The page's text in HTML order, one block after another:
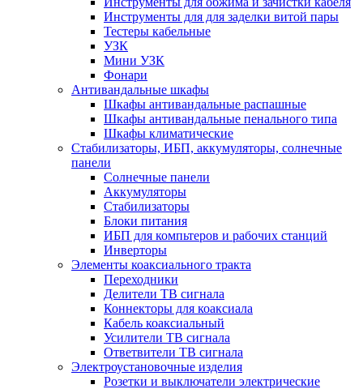
Инструменты для для заделки витой пары
Тестеры кабельные
УЗК
Мини УЗК
Фонари
Антивандальные шкафы
Шкафы антивандальные распашные
Шкафы антивандальные пенального типа
Шкафы климатические
Стабилизаторы, ИБП, аккумуляторы, солнечные
панели
Солнечные панели
Аккумуляторы
Стабилизаторы
Блоки питания
ИБП для компьтеров и рабочих станций
Инверторы
Элементы коаксиального тракта
Переходники
Делители ТВ сигнала
Коннекторы для коаксиала
Кабель коаксиальный
Усилители ТВ сигнала
Ответвители ТВ сигнала
Электроустановочные изделия
Розетки и выключатели электрические